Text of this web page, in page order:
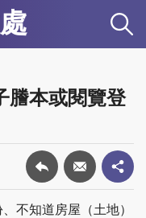
謄本或閱覽登
不知道房屋（土地）